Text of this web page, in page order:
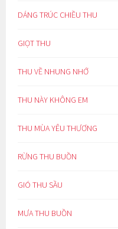
DÁNG TRÚC CHIỀU THU
GIỌT THU
THU VỀ NHUNG NHỚ
THU NÀY KHÔNG EM
THU MÙA YÊU THƯƠNG
RỪNG THU BUỒN
GIÓ THU SẦU
MƯA THU BUỒN